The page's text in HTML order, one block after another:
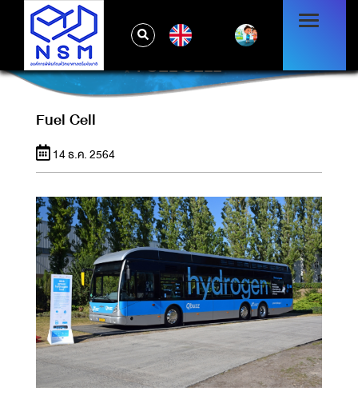
FUEL CELL
Fuel Cell
14 ธ.ค. 2564